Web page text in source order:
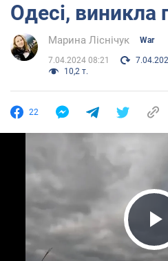
Одесі,
Марина Ліснічук War
7.04.2024 08:21
10,2 т.
22